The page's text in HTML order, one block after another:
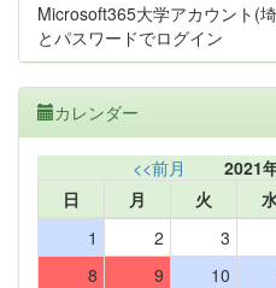
Microsoft365大学アカウント(
とパスワードでログイン
カレンダー
<<前月 2021
日
月 火
1
2 3
8
9 10